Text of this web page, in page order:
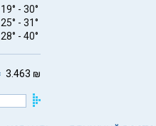
19° - 30°
25° - 31°
28° - 40°
3.463 ₪